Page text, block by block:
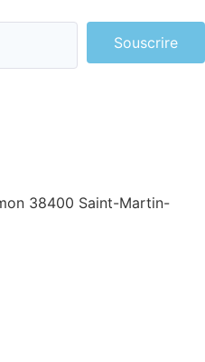
Souscrire
38400 Saint-Martin-